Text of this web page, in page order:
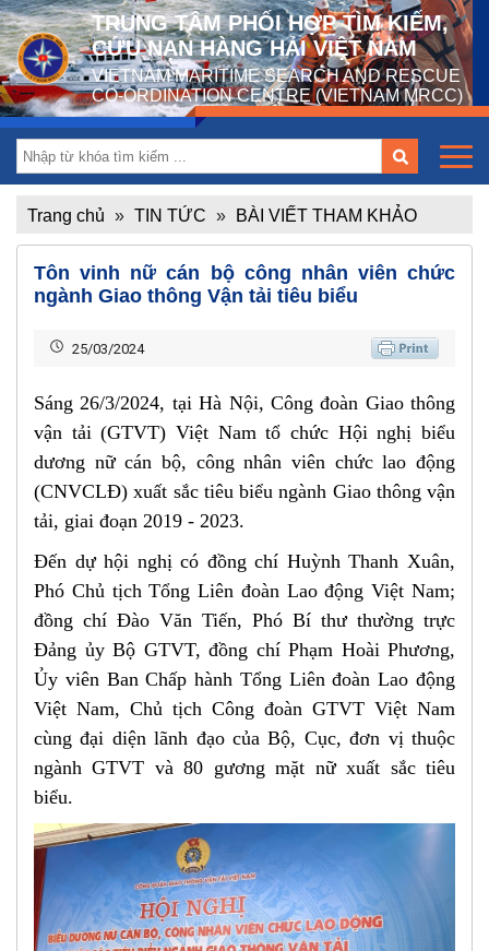
TRUNG TÂM PHỐI HỢP TÌM KIẾM,
CỨU NẠN HÀNG HẢI VIỆT NAM
VIETNAM MARITIME SEARCH AND RESCUE
CO-ORDINATION CENTRE (VIETNAM MRCC)
Trang chủ » TIN TỨC » BÀI VIẾT THAM KHẢO
Tôn vinh nữ cán bộ công nhân viên chức
ngành Giao thông Vận tải tiêu biểu
25/03/2024
Sáng 26/3/2024, tại Hà Nội, Công đoàn Giao thông
vận tải (GTVT) Việt Nam tổ chức Hội nghị biểu
dương nữ cán bộ, công nhân viên chức lao động
(CNVCLĐ) xuất sắc tiêu biểu ngành Giao thông vận
tải, giai đoạn 2019 - 2023.
Đến dự hội nghị có đồng chí Huỳnh Thanh Xuân,
Phó Chủ tịch Tổng Liên đoàn Lao động Việt Nam;
đồng chí Đào Văn Tiến, Phó Bí thư thường trực
Đảng ủy Bộ GTVT, đồng chí Phạm Hoài Phương,
Ủy viên Ban Chấp hành Tổng Liên đoàn Lao động
Việt Nam, Chủ tịch Công đoàn GTVT Việt Nam
cùng đại diện lãnh đạo của Bộ, Cục, đơn vị thuộc
ngành GTVT và 80 gương mặt nữ xuất sắc tiêu
biểu.